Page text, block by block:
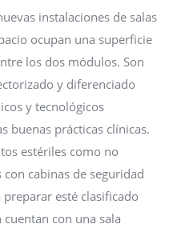
instalaciones de salas
ocupan una superficie
los dos módulos. Son
y diferenciado
y tecnológicos
buenas prácticas clínicas.
estériles como no
cabinas de seguridad
esté clasificado
con una sala